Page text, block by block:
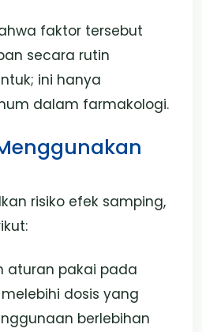
faktor tersebut
secara rutin
ini hanya
dalam farmakologi.
risiko efek samping,
aturan pakai pada
dosis yang
berlebihan